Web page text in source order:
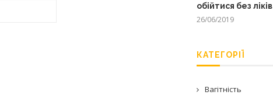
обійтися без ліків
26/06/2019
КАТЕГОРІЇ
Вагітність